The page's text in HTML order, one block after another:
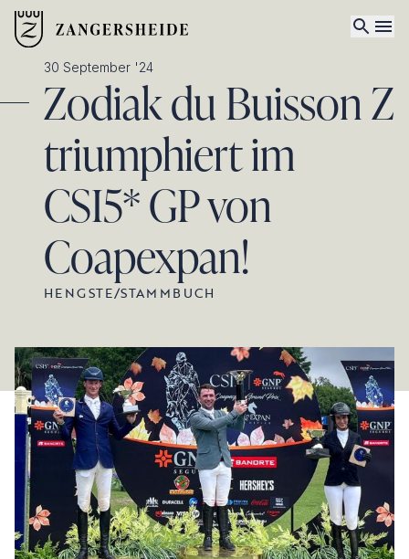
30 September '24
Zodiak du Buisson Z
triumphiert im
CSI5* GP von
Coapexpan!
HENGSTE/STAMMBUCH